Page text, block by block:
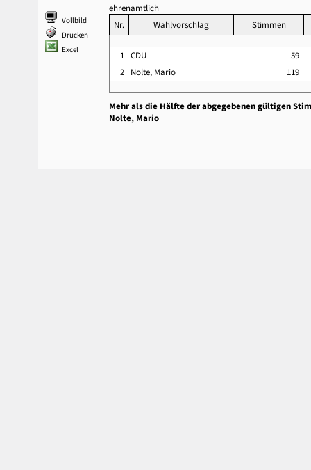
Vollbild
Drucken
Excel
ehrenamtlich
Nr.
Wahlvorschlag Stimmen
1 CDU
59
2 Nolte, Mario 119
Mehr als die Hälfte der abgegebenen gültigen
Nolte, Mario